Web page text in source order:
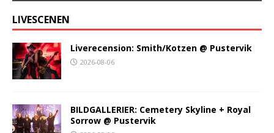
LIVESCENEN
Liverecension: Smith/Kotzen @ Pustervik
2026-08-06
BILDGALLERIER: Cemetery Skyline + Royal
Sorrow @ Pustervik